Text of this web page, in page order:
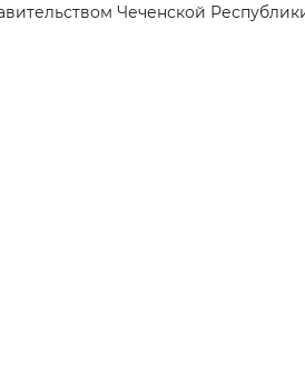
Чеченской